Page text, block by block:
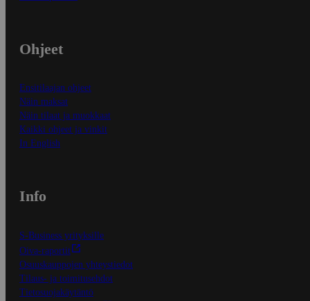
Ohjeet
Ensitilaajan ohjeet
Näin maksat
Näin tilaat ja muokkaat
Kaikki ohjeet ja vinkit
In English
Info
S-Business yrityksille
Oiva-raportit
Osuuskauppojen yhteystiedot
Tilaus- ja toimitusehdot
Tietosuojakäytäntö